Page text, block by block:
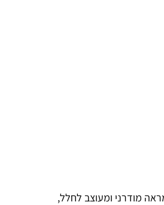
מודרני ומעוצב לחלל,